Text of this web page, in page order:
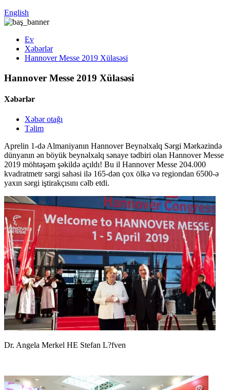
English
Ev
Xəbərlər
Hannover Messe 2019 Xülasəsi
Hannover Messe 2019 Xülasəsi
Xəbərlər
Xəbər otağı
Təlim
Aprelin 1-də Almaniyanın Hannover Beynəlxalq Sərgi Mərkəzində
dünyanın ən böyük beynəlxalq sənaye tədbiri olan Hannover Messe
2019 möhtəşəm şəkildə açıldı! Bu il Hannover Messe 204.000
kvadratmetr sərgi sahəsi ilə 165-dən çox ölkə və regiondan 6500-ə
yaxın sərgi iştirakçısını cəlb etdi.
Dr. Angela Merkel HE Stefan L?fven